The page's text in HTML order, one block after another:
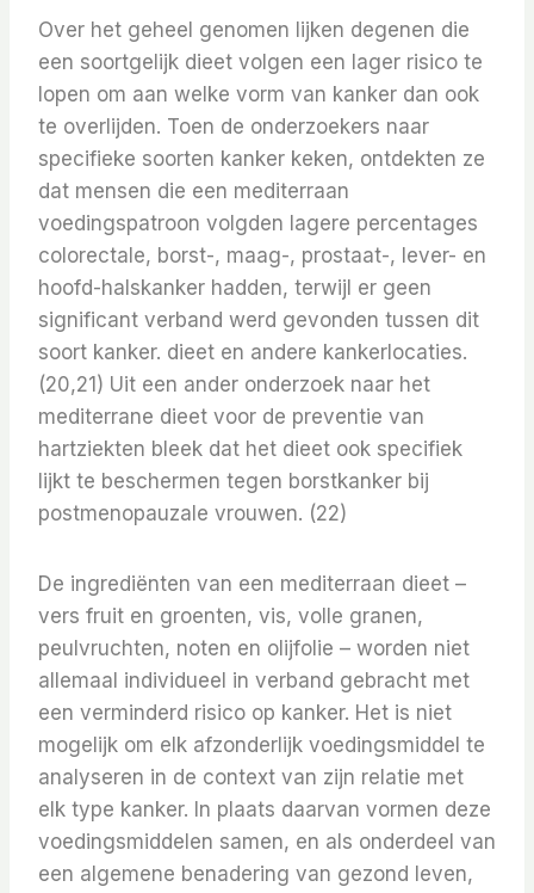
Over het geheel genomen lijken degenen die
een soortgelijk dieet volgen een lager risico te
lopen om aan welke vorm van kanker dan ook
te overlijden. Toen de onderzoekers naar
specifieke soorten kanker keken, ontdekten ze
dat mensen die een mediterraan
voedingspatroon volgden lagere percentages
colorectale, borst-, maag-, prostaat-, lever- en
hoofd-halskanker hadden, terwijl er geen
significant verband werd gevonden tussen dit
soort kanker. dieet en andere kankerlocaties.
(20,21) Uit een ander onderzoek naar het
mediterrane dieet voor de preventie van
hartziekten bleek dat het dieet ook specifiek
lijkt te beschermen tegen borstkanker bij
postmenopauzale vrouwen. (22)
De ingrediënten van een mediterraan dieet –
vers fruit en groenten, vis, volle granen,
peulvruchten, noten en olijfolie – worden niet
allemaal individueel in verband gebracht met
een verminderd risico op kanker. Het is niet
mogelijk om elk afzonderlijk voedingsmiddel te
analyseren in de context van zijn relatie met
elk type kanker. In plaats daarvan vormen deze
voedingsmiddelen samen, en als onderdeel van
een algemene benadering van gezond leven,